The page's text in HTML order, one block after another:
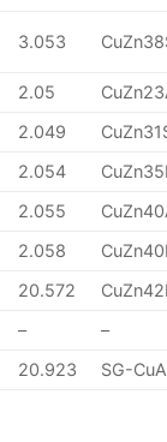
3.053
2.05
2.049
2.054
2.055
2.058
20.572
–
–
20.923 SG-